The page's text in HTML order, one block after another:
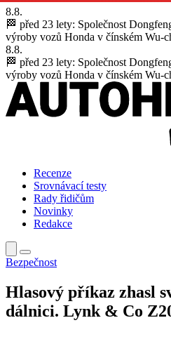
8.8.
🏁 před 23 lety: Společnost
výroby vozů Honda v čínském Wu-
8.8.
🏁 před 23 lety: Společnost
výroby vozů Honda v čínském Wu-
Recenze
Srovnávací testy
Rady řidičům
Novinky
Redakce
Bezpečnost
Hlasový příkaz zhasl
dálnici. Lynk & Co